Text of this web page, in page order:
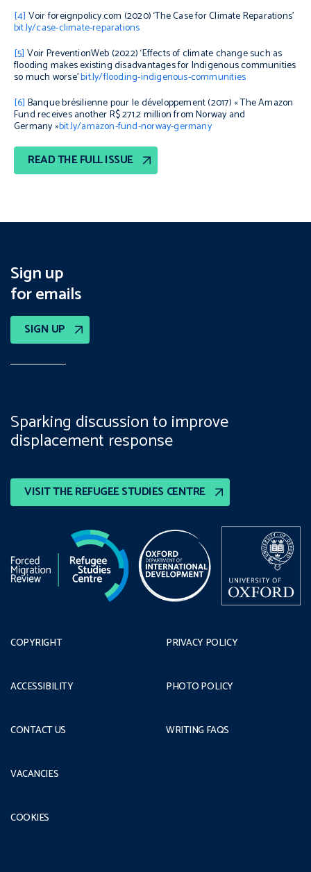
[4] Voir foreignpolicy.com (2020)‘The Case for Climate Reparations’
bit.ly/case-climate-reparations
[5] Voir PreventionWeb (2022)‘Effects of climate change such as
flooding makes existing disadvantages for Indigenous communities
so much worse’bit.ly/flooding-indigenous-communities
[6] Banque brésilienne pour le développement (2017) «The Amazon
Fund receives another R$ 271.2 million from Norway and
Germany »bit.ly/amazon-fund-norway-germany
READ THE FULL ISSUE
Sign up
for emails
SIGN UP
VISIT THE REFUGEE STUDIES CENTRE
Sparking discussion to improve
displacement response
COPYRIGHT
ACCESSIBILITY
CONTACT US
PRIVACY POLICY
PHOTO POLICY
WRITING FAQS
VACANCIES
COOKIES